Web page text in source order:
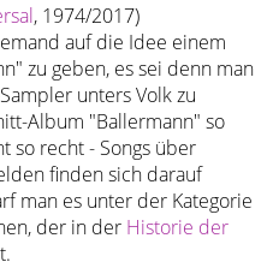
, 1974/2017)
auf die Idee einem
zu geben, es sei denn man
unters Volk zu
Album "Ballermann" so
so recht - Songs über
finden sich darauf
man es unter der Kategorie
der in der Historie der